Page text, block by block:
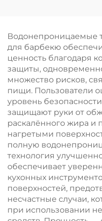
деревянными
ручками для
использования на
открытом воздухе
Водонепроницаемые
для барбекю
ценность благодаря
защиты,
множество рисков,
пищи. Пользователи
уровень
защищают руки от
раскалённого жира и
нагретыми
полную
технология
обеспечивает
кухонных
поверхностей,
несчастные случаи,
при использовании